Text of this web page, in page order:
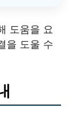
도움을 요
을 도울 수